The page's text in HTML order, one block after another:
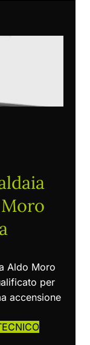
Aldo Moro
per
accensione